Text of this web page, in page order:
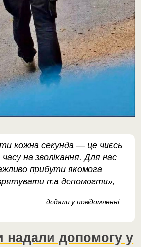
кожна секунда — це чиєсь
на зволікання. Для нас
прибути якомога
та допомогти»,
додали у повідомленні.
надали допомогу у